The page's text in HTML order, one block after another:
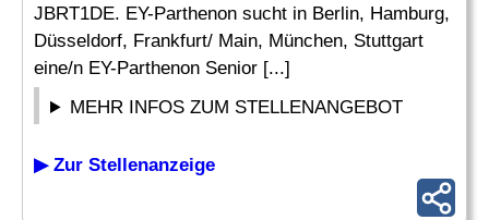
JBRT1DE. EY-Parthenon sucht in Berlin, Hamburg,
Düsseldorf, Frankfurt/ Main, München, Stuttgart
eine/n EY-Parthenon Senior [...]
MEHR INFOS ZUM STELLENANGEBOT
▶ Zur Stellenanzeige